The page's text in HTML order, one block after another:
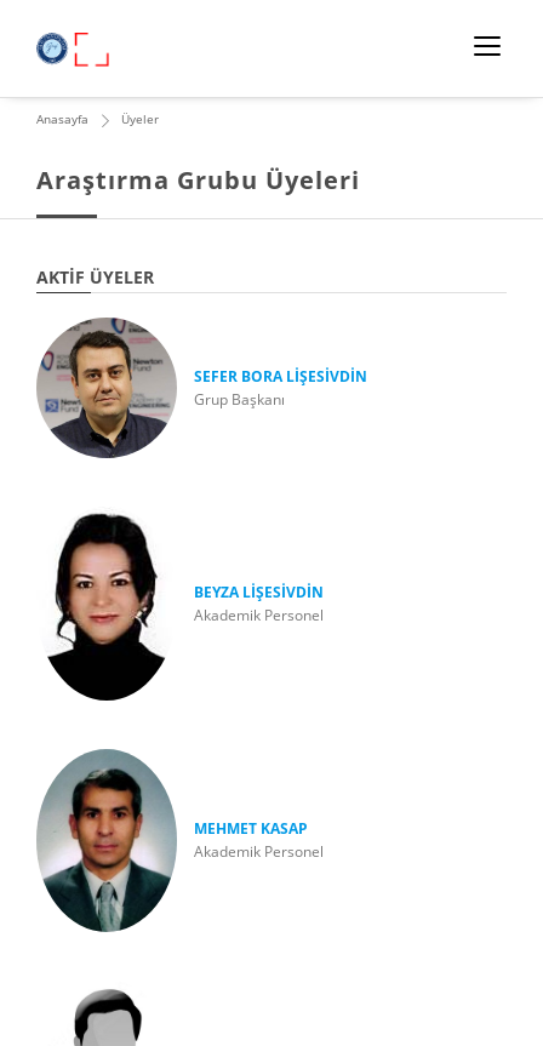
Araştırma Grubu Üyeleri
Anasayfa Üyeler
AKTIF ÜYELER
SEFER BORA LİŞESİVDİN
Grup Başkanı
BEYZA LİŞESİVDİN
Akademik Personel
MEHMET KASAP
Akademik Personel